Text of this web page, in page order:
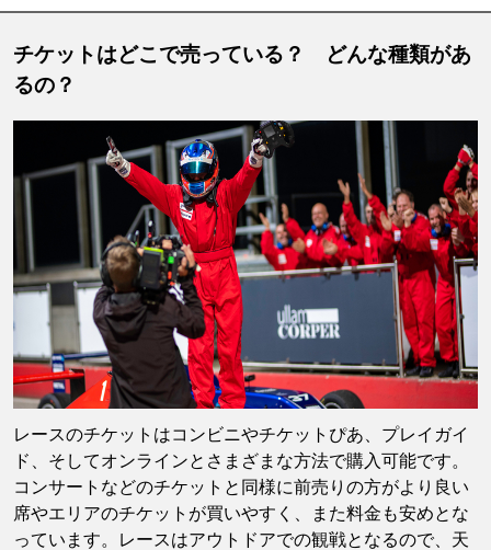
チケットはどこで売っている？ どんな種類があ
るの？
レースのチケットはコンビニやチケットぴあ、プレイガイ
ド、そしてオンラインとさまざまな方法で購入可能です。
コンサートなどのチケットと同様に前売りの方がより良い
席やエリアのチケットが買いやすく、また料金も安めとな
っています。レースはアウトドアでの観戦となるので、天